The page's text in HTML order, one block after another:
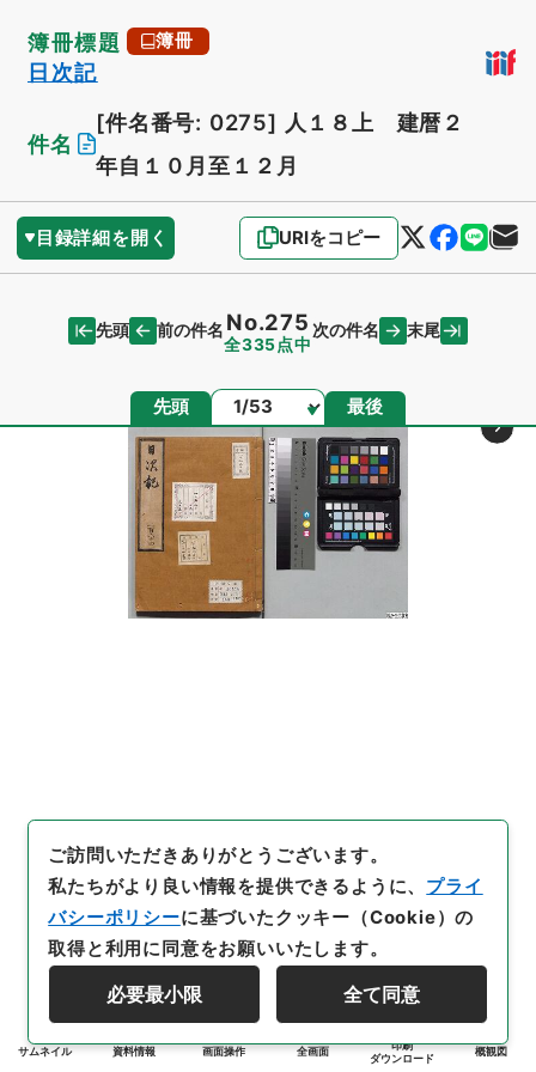
簿冊標題 簿冊
日次記
件名
[件名番号: 0275] 人１８上 建暦２
年自１０月至１２月
目録詳細を開く URIをコピー
先頭 前の件名 No.275
全335点中
次の件名 末尾
先頭 ページ 最後
サムネイル 資料情報 画面操作 全画面
印刷
ダウンロード
概観図
ご訪問いただきありがとうございます。
私たちがより良い情報を提供できるように、 プライ
バシーポリシーに基づいたクッキー（Cookie）の
取得と利用に同意をお願いいたします。
必要最小限 全て同意